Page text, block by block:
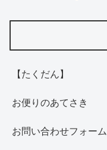
【たくだん】
お便りのあてさき
お問い合わせフォーム